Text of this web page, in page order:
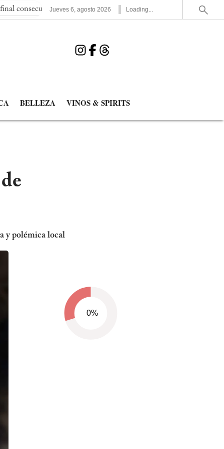
del Mundial España elimina a Francia y jugará la segunda
Jueves 6,agosto 2026 Loading...
BELLEZA VINOS & SPIRITS
y polémica local
0%